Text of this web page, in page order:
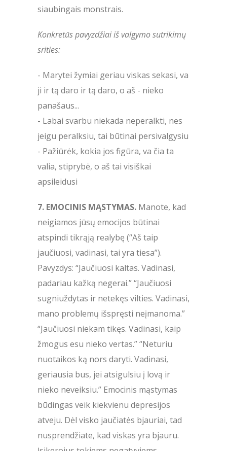
siaubingais monstrais.
Konkretūs pavyzdžiai iš valgymo sutrikimų
srities:
- Marytei žymiai geriau viskas sekasi, va
ji ir tą daro ir tą daro, o aš - nieko
panašaus...
- Labai svarbu niekada neperalkti, nes
jeigu peralksiu, tai būtinai persivalgysiu
- Pažiūrėk, kokia jos figūra, va čia ta
valia, stiprybė, o aš tai visiškai
apsileidusi
7. EMOCINIS MĄSTYMAS. Manote, kad
neigiamos jūsų emocijos būtinai
atspindi tikrąją realybę (“Aš taip
jaučiuosi, vadinasi, tai yra tiesa”).
Pavyzdys: “Jaučiuosi kaltas. Vadinasi,
padariau kažką negerai.” “Jaučiuosi
sugniuždytas ir netekęs vilties. Vadinasi,
mano problemų išspręsti neįmanoma.”
“Jaučiuosi niekam tikęs. Vadinasi, kaip
žmogus esu nieko vertas.” “Neturiu
nuotaikos ką nors daryti. Vadinasi,
geriausia bus, jei atsigulsiu į lovą ir
nieko neveiksiu.” Emocinis mąstymas
būdingas veik kiekvienu depresijos
atveju. Dėl visko jaučiatės bjauriai, tad
nusprendžiate, kad viskas yra bjauru.